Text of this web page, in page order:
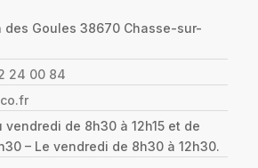
des Goules 38670 Chasse-sur-
24 00 84
vendredi de 8h30 à 12h15 et de
– Le vendredi de 8h30 à 12h30.